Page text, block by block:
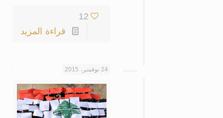
12
قراءة المزيد
24 نوفمبر، 2015